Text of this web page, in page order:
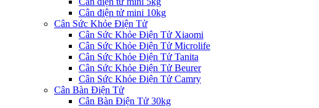
Cân điện tử mini 10kg
Cân Sức Khỏe Điện Tử
Cân Sức Khỏe Điện Tử Xiaomi
Cân Sức Khỏe Điện Tử Microlife
Cân Sức Khỏe Điện Tử Tanita
Cân Sức Khỏe Điện Tử Beurer
Cân Sức Khỏe Điện Tử Camry
Cân Bàn Điện Tử
Cân Bàn Điện Tử 30kg